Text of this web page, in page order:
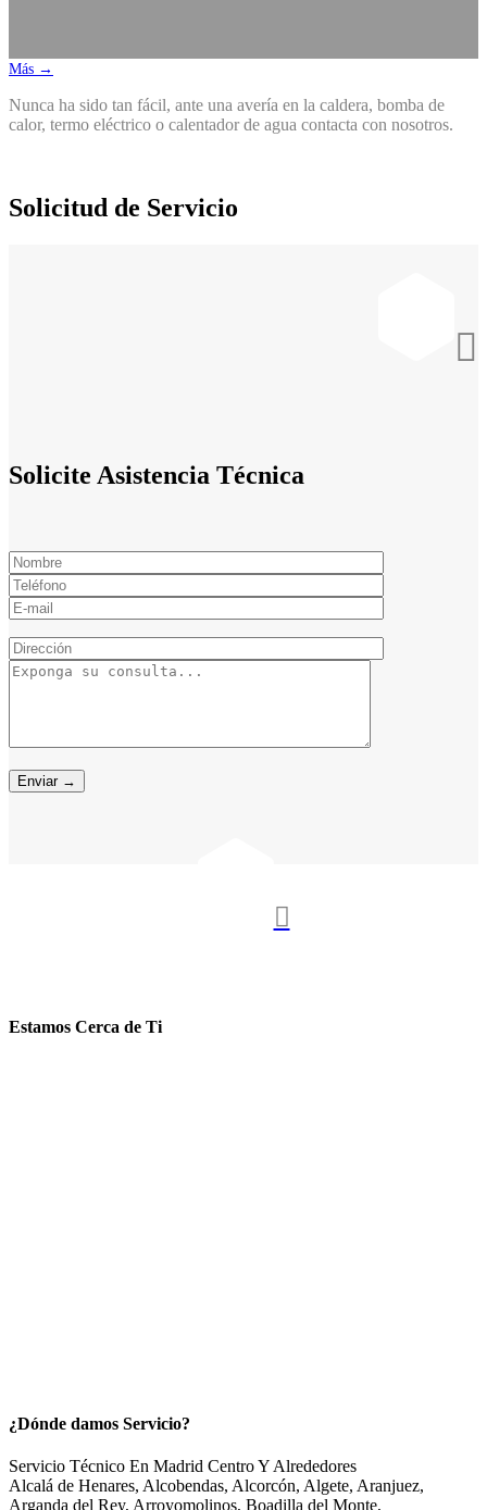
Más →
Nunca ha sido tan fácil, ante una avería en la caldera, bomba de
calor, termo eléctrico o calentador de agua contacta con nosotros.
Solicitud de Servicio

Solicite Asistencia Técnica

Estamos Cerca de Ti
¿Dónde damos Servicio?
Servicio Técnico En Madrid Centro Y Alrededores
Alcalá de Henares, Alcobendas, Alcorcón, Algete, Aranjuez,
Arganda del Rey, Arroyomolinos, Boadilla del Monte,